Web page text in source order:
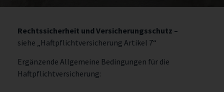
Rechtssicherheit und Versicherungsschutz –
siehe „Haftpflichtversicherung Artikel 7“
Ergänzende Allgemeine Bedingungen für die
Haftpflichtversicherung: